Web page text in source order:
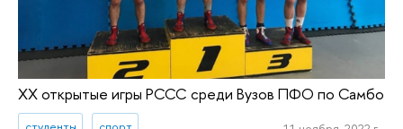
ХХ открытые игры РССС среди Вузов ПФО по Самбо